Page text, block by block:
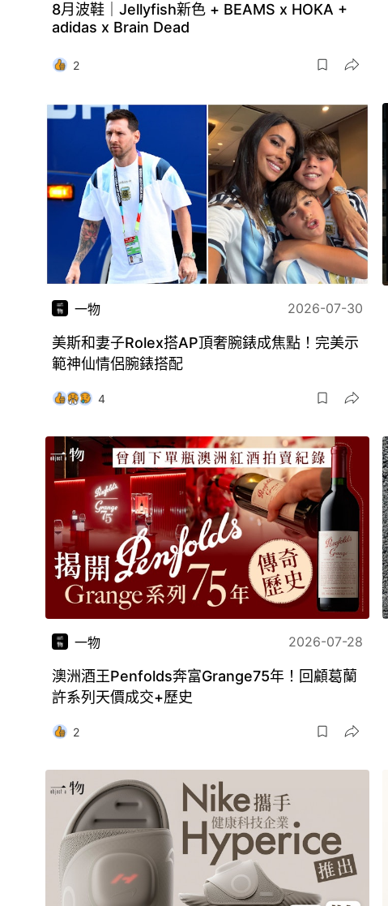
8月波鞋｜Jellyfish新色 + BEAMS x HOKA +
adidas x Brain Dead
2
一物 2026-07-30
美斯和妻子Rolex搭AP頂奢腕錶成焦點！完美示
範神仙情侶腕錶搭配
4
一物 2026-07-28
澳洲酒王Penfolds奔富Grange75年！回顧葛蘭
許系列天價成交+歷史
2